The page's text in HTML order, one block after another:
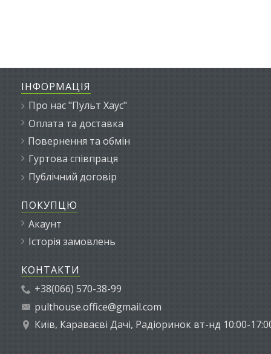
ІНФОРМАЦІЯ
Про нас "Пульт Хаус"
Оплата та доставка
Повернення та обмін
Гуртова співпраця
Публічний договір
ПОКУПЦЮ
Акаунт
Історія замовлень
КОНТАКТИ
+38(066) 570-38-99
pulthouse.office@gmail.com
Київ, Караваєві Дачі, Радіоринок вт-нд 10:00-